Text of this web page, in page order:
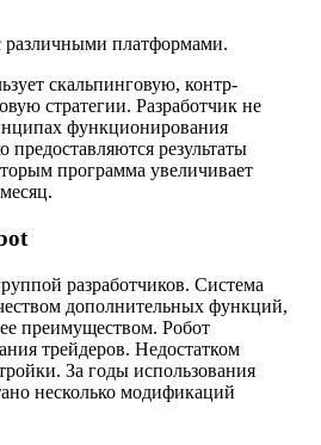
различными платформами.
скальпинговую, контр-
стратегии. Разработчик не
функционирования
предоставляются результаты
программа увеличивает
разработчиков. Система
дополнительных функций,
преимуществом. Робот
трейдеров. Недостатком
За годы использования
несколько модификаций